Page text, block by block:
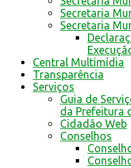
Secretaria
Secretaria
Central Multimídia
Transparência
Serviços
Guia de
da Prefeitura
Cidadão Web
Conselhos